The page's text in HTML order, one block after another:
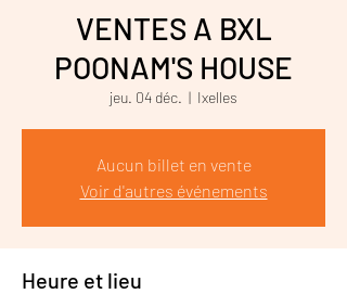
VENTES A BXL
POONAM'S HOUSE
jeu. 04 déc.
  |
Ixelles
Aucun billet en vente
Voir d'autres événements
Heure et lieu